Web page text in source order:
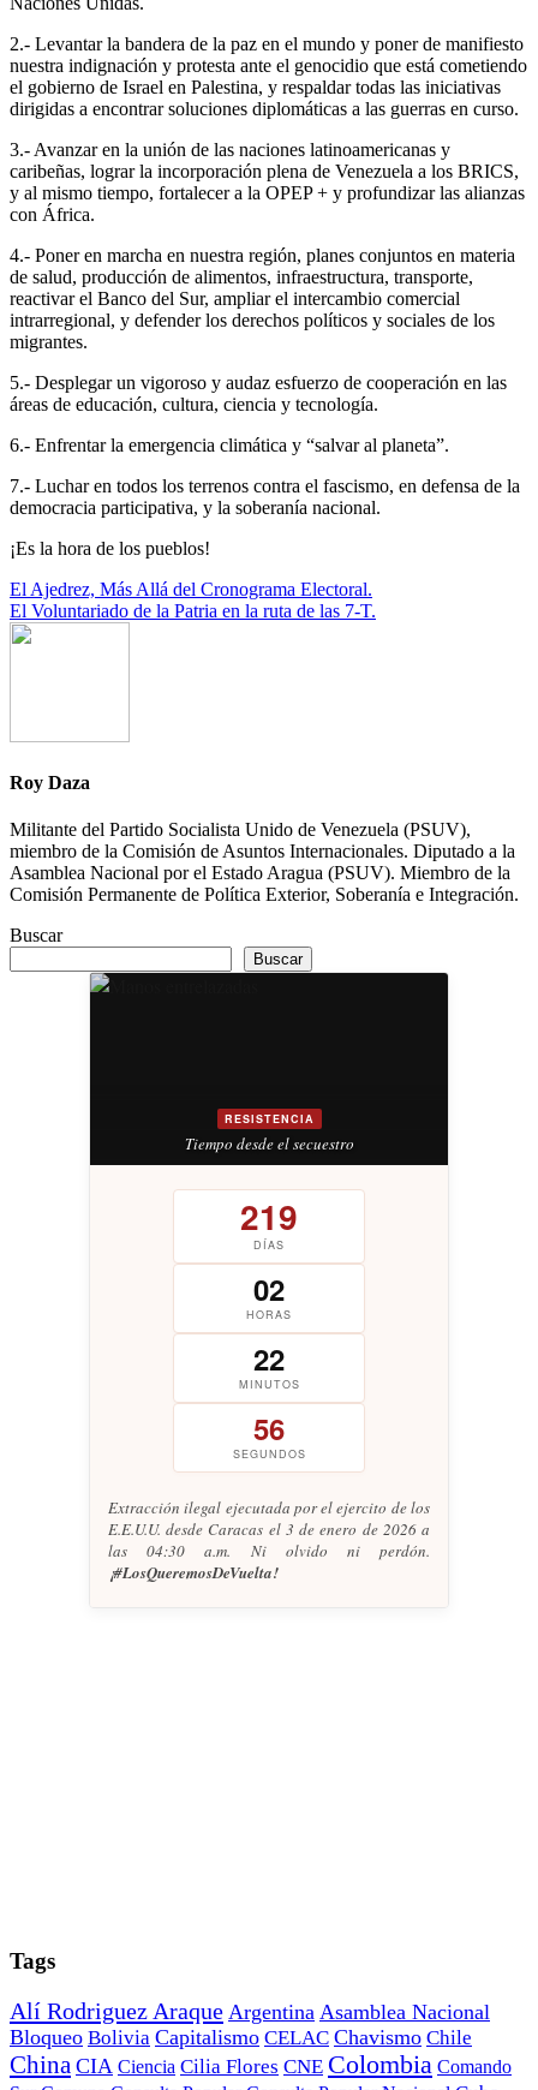
2.- Levantar la bandera de la paz en el mundo y poner de manifiesto
nuestra indignación y protesta ante el genocidio que está cometiendo
el gobierno de Israel en Palestina, y respaldar todas las iniciativas
dirigidas a encontrar soluciones diplomáticas a las guerras en curso.
3.- Avanzar en la unión de las naciones latinoamericanas y
caribeñas, lograr la incorporación plena de Venezuela a los BRICS,
y al mismo tiempo, fortalecer a la OPEP + y profundizar las alianzas
con África.
4.- Poner en marcha en nuestra región, planes conjuntos en materia
de salud, producción de alimentos, infraestructura, transporte,
reactivar el Banco del Sur, ampliar el intercambio comercial
intrarregional, y defender los derechos políticos y sociales de los
migrantes.
5.- Desplegar un vigoroso y audaz esfuerzo de cooperación en las
áreas de educación, cultura, ciencia y tecnología.
6.- Enfrentar la emergencia climática y “salvar al planeta”.
7.- Luchar en todos los terrenos contra el fascismo, en defensa de la
democracia participativa, y la soberanía nacional.
¡Es la hora de los pueblos!
Navegación
de
entradas
El Ajedrez, Más Allá del Cronograma Electoral.
El Voluntariado de la Patria en la ruta de las 7-T.
Roy Daza
Militante del Partido Socialista Unido de Venezuela (PSUV),
miembro de la Comisión de Asuntos Internacionales. Diputado a la
Asamblea Nacional por el Estado Aragua (PSUV). Miembro de la
Comisión Permanente de Política Exterior, Soberanía e Integración.
Buscar
Buscar
RESISTENCIA
Tiempo desde el secuestro
219
DÍAS
02
HORAS
22
MINUTOS
57
SEGUNDOS
Extracción ilegal ejecutada por el ejercito de los
E.E.U.U. desde Caracas el 3 de enero de 2026 a
las 04:30 a.m. Ni olvido ni perdón.
¡#LosQueremosDeVuelta!
Tags
Alí Rodriguez Araque Argentina Asamblea Nacional
Bloqueo Bolivia Capitalismo CELAC Chavismo Chile
China CIA Ciencia Cilia Flores CNE Colombia Comando